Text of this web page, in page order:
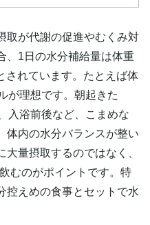
取が代謝の促進やむくみ対
、1日の水分補給量は体重
されています。たとえば体
が理想です。朝起きた
入浴前後など、こまめな
体内の水分バランスが整い
量摂取するのではなく、
むのがポイントです。特
控えめの食事とセットで水